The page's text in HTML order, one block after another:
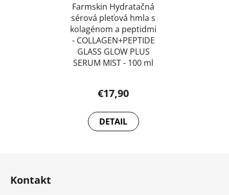
Farmskin Hydratačná
sérová pleťová hmla s
kolagénom a peptidmi
- COLLAGEN+PEPTIDE
GLASS GLOW PLUS
SERUM MIST - 100 ml
€17,90
DETAIL
Kontakt